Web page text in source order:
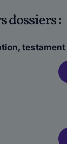
dossiers :
testament